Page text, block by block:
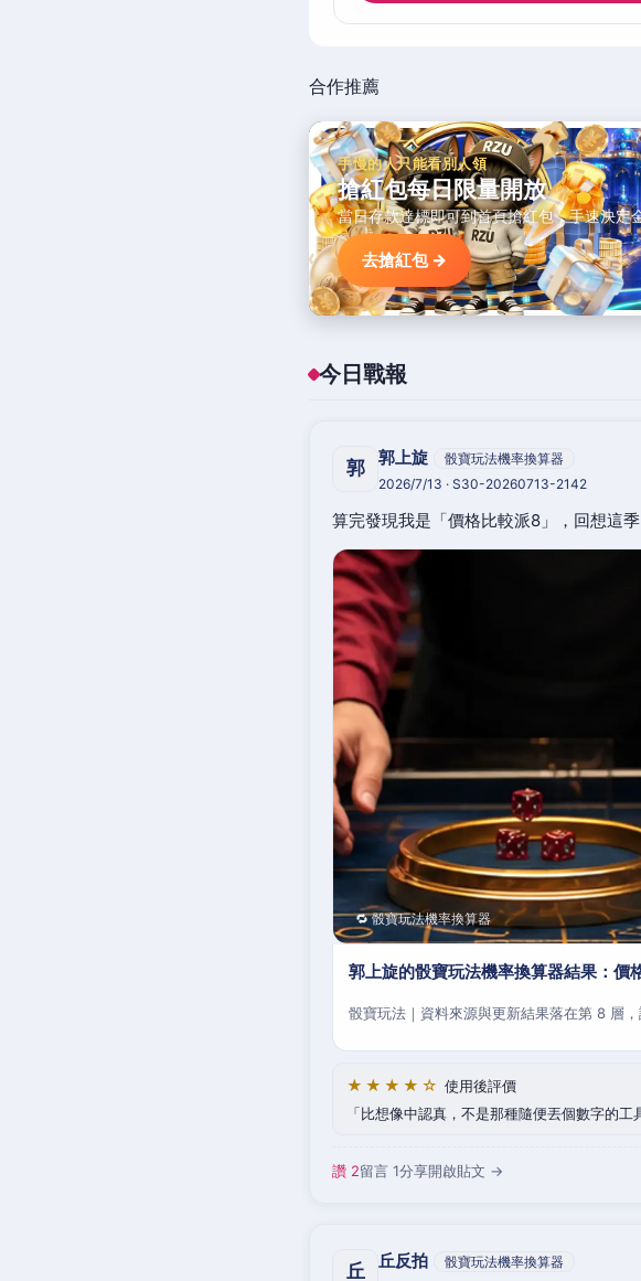
合作推薦
手慢的人只能看別人領
搶紅包每日限量開放
當日存款達標即可到首頁搶紅包，手速決定
去搶紅包 →
今日戰報
郭 郭上旋
骰寶玩法機率換算器
2026/7/13 · S30-20260713-2142
算完發現我是「價格比較派8」，回想這
🔁 骰寶玩法機率換算器
郭上旋的骰寶玩法機率換算器結果：價
骰寶玩法｜資料來源與更新結果落在第 8 層
★★★★☆ 使用後評價
比想像中認真，不是那種隨便丟個數字的工
讚 2留言 1分享開啟貼文 →
丘 丘反拍
骰寶玩法機率換算器